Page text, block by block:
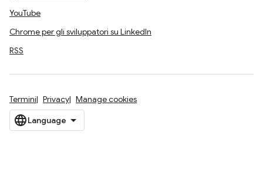
YouTube
Chrome per gli sviluppatori su LinkedIn
RSS
Termini Privacy Manage cookies